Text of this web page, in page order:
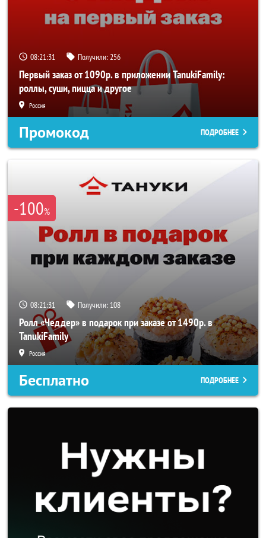
08:21:30 Получили:256
Первый заказ от 1090р. в приложении TanukiFamily:
роллы, суши, пицца и другое
Россия
Промокод ПОДРОБНЕЕ
-100%
08:21:30 Получили: 108
Ролл «Чеддер» в подарок при заказе от 1490р. в
TanukiFamily
Россия
Бесплатно ПОДРОБНЕЕ